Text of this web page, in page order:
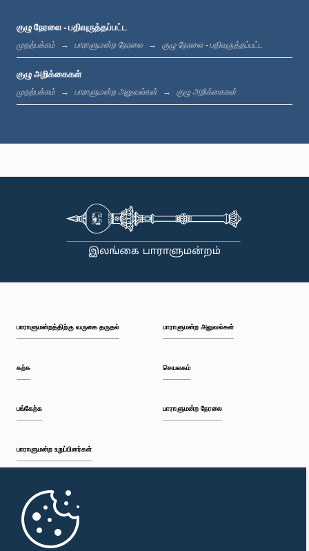
கௌரவ சட்டத்தரணி ரஊப் ஹகீம், பா.உ.
குழு நேரலை - பதிவுருத்தப்பட்ட
முதற்பக்கம் பாராளுமன்ற நேரலை குழு நேரலை - பதிவுருத்தப்பட்ட
குழு அறிக்கைகள்
முதற்பக்கம் பாராளுமன்ற அலுவல்கள் குழு அறிக்கைகள்
பாராளுமன்றத்திற்கு வருகை தருதல்
கற்க
பங்கேற்க
பாராளுமன்ற உறுப்பினர்கள்
முதற்பக்கம்
பாராளுமன்ற அலுவல்கள்
செயலகம்
பாராளுமன்ற நேரலை
பாராளுமன்ற கையடக்க செயலி